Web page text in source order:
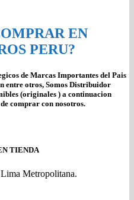
EN
PERU?
de Marcas Importantes del Pais
entre otros, Somos Distribuidor
(originales ) a continuacion
comprar con nosotros.
TIENDA
Metropolitana.